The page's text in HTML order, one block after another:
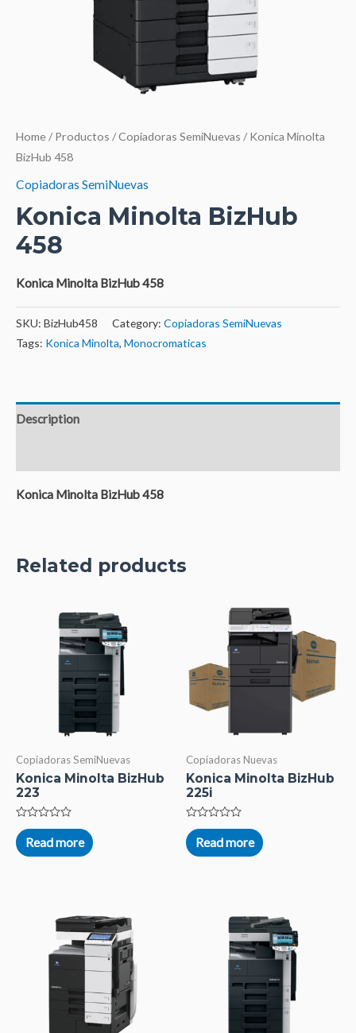
Home/Productos /Copiadoras SemiNuevas / Konica Minolta
BizHub 458
Copiadoras SemiNuevas
Konica Minolta BizHub
458
Konica Minolta BizHub 458
SKU: BizHub458 Category: Copiadoras SemiNuevas
Tags: Konica Minolta, Monocromaticas
Description
Konica Minolta BizHub 458
Related products
Copiadoras SemiNuevas
Konica Minolta BizHub
223
Rated
0
out
of
Read more
Copiadoras Nuevas
Konica Minolta BizHub
225i
Rated
0
out
of
Read more